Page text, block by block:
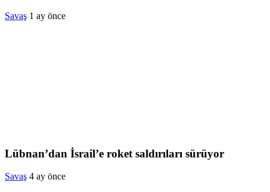
Savaş 1 ay önce
Lübnan’dan İsrail’e roket saldırıları sürüyor
Savaş 4 ay önce